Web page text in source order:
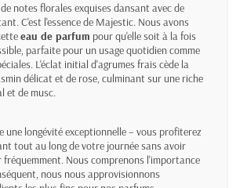
notes florales exquises dansant avec de
C'est l'essence de Majestic. Nous avons
eau de parfum pour qu'elle soit à la fois
parfaite pour un usage quotidien comme
L'éclat initial d'agrumes frais cède la
délicat et de rose, culminant sur une riche
et de musc.
une longévité exceptionnelle – vous profiterez
tout au long de votre journée sans avoir
fréquemment. Nous comprenons l'importance
nous nous approvisionnons